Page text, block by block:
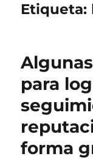
Etiqueta:
para
forma